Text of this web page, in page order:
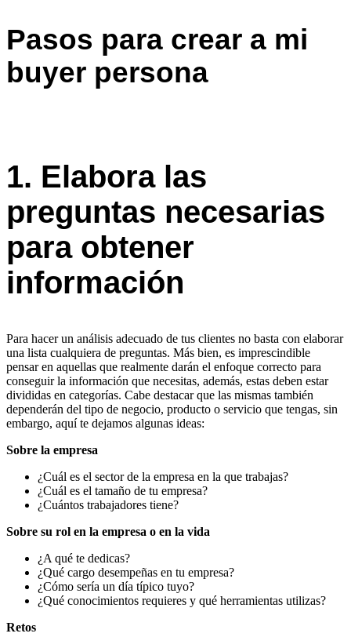
Pasos para crear a mi
buyer persona
1. Elabora las
preguntas necesarias
para obtener
información
Para hacer un análisis adecuado de tus clientes no basta con elaborar
una lista cualquiera de preguntas. Más bien, es imprescindible
pensar en aquellas que realmente darán el enfoque correcto para
conseguir la información que necesitas, además, estas deben estar
divididas en categorías. Cabe destacar que las mismas también
dependerán del tipo de negocio, producto o servicio que tengas, sin
embargo, aquí te dejamos algunas ideas:
Sobre la empresa
¿Cuál es el sector de la empresa en la que trabajas?
¿Cuál es el tamaño de tu empresa?
¿Cuántos trabajadores tiene?
Sobre su rol en la empresa o en la vida
¿A qué te dedicas?
¿Qué cargo desempeñas en tu empresa?
¿Cómo sería un día típico tuyo?
¿Qué conocimientos requieres y qué herramientas utilizas?
Retos